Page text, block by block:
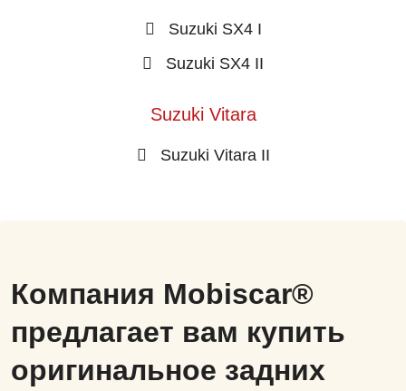
Suzuki SX4 I
Suzuki SX4 II
Suzuki Vitara
Suzuki Vitara II
Компания Mobiscar®
предлагает вам купить
оригинальное задних